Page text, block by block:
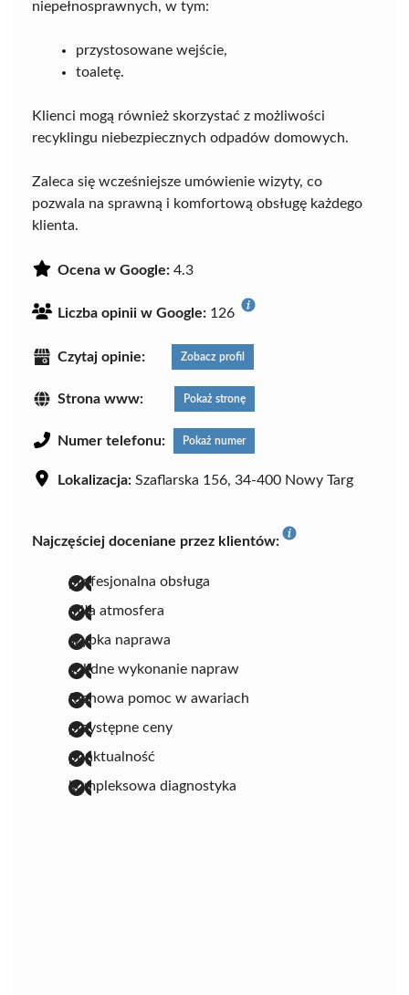
niepełnosprawnych, w tym:
przystosowane wejście,
toaletę.
Klienci mogą również skorzystać z możliwości
recyklingu niebezpiecznych odpadów domowych.
Zaleca się wcześniejsze umówienie wizyty, co
pozwala na sprawną i komfortową obsługę każdego
klienta.
Ocena w Google: 4.3
Liczba opinii w Google: 126
Czytaj opinie: Zobacz profil
Strona www: Pokaż stronę
Numer telefonu: Pokaż numer
Lokalizacja: Szaflarska 156, 34-400 Nowy Targ
Najczęściej doceniane przez klientów:
profesjonalna obsługa
miła atmosfera
szybka naprawa
solidne wykonanie napraw
fachowa pomoc w awariach
przystępne ceny
punktualność
kompleksowa diagnostyka